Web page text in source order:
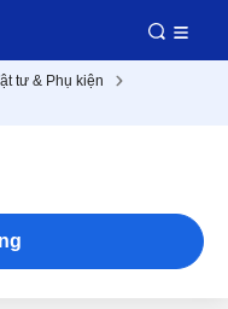
tư & Phụ kiện